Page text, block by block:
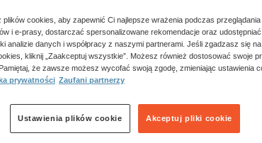
społeczno-informacyjne
naukowe
Theriaulta” nie jest dostępny.
cookies, aby zapewnić Ci najlepsze wrażenia podczas
i e-prasy, dostarczać spersonalizowane rekomendacje oraz
analizie danych i współpracy z naszymi partnerami. Jeśli zgadzasz się
kliknij „Zaakceptuj wszystkie”. Możesz również dostosować swoje
Pamiętaj, że zawsze możesz wycofać swoją zgodę, zmieniając ustawienia
prywatności Zaufani partnerzy
Akceptuj pliki cookie
Ustawienia plików cookie